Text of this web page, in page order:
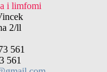
i limfomi
2/ll
561
561